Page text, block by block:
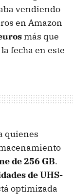
vendiendo
en Amazon
más que
fecha en este
quienes
de 256 GB.
de UHS-
optimizada